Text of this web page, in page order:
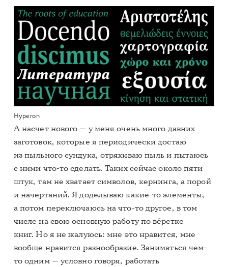
Hyperon
А насчет нового — у меня очень много давних
заготовок, которые я периодически достаю
из пыльного сундука, отряхиваю пыль и пытаюсь
с ними что-то сделать. Таких сейчас около пяти
штук, там не хватает символов, кернинга, а порой
и начертаний. Я доделываю какие-то элементы,
а потом переключаюсь на что-то другое, в том
числе на свою основную работу по вёрстке
книг. Но я не жалуюсь: мне это нравится, мне
вообще нравится разнообразие. Заниматься чем-
то одним — условно говоря, работать